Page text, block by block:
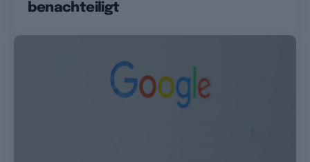
benachteiligt